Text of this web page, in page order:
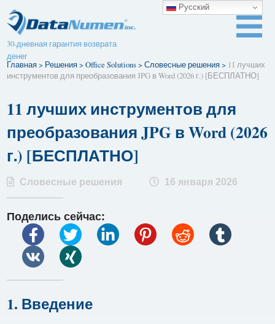
30-дневная гарантия возврата
денег
Главная> Решения>Office Solutions>Словесные решения> 11 лучших
инструментов для преобразования JPG в Word (2026 г.) [БЕСПЛАТНО]
11 лучших инструментов для
преобразования JPG в Word (2026
г.) [БЕСПЛАТНО]
Словесные решения 16 января 2026
Поделись сейчас:
1. Введение
Русский